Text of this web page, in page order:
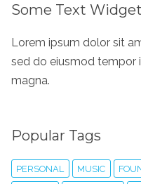
Some Text Widget
Lorem ipsum dolor sit
sed do eiusmod tempor
magna.
Popular Tags
PERSONAL MUSIC